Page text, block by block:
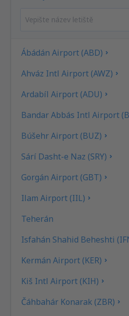
Ábádán Airport (ABD)
Ahváz Intl Airport (AWZ)
Ardabíl Airport (ADU)
Bandar Abbás Intl Airport
Búšehr Airport (BUZ)
Sárí Dasht-e Naz (SRY)
Gorgán Airport (GBT)
Ilam Airport (IIL)
Teherán
Isfahán Shahid Beheshti
Kermán Airport (KER)
Kiš Intl Airport (KIH)
Čáhbahár Konarak (ZBR)